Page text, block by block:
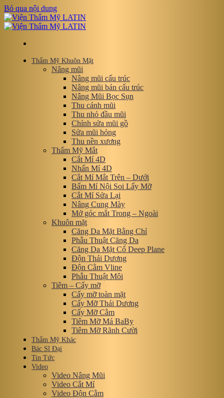
Bỏ qua nội dung
Thẩm Mỹ Khuôn Mặt
Nâng mũi
Nâng mũi cấu trúc
Nâng mũi bán cấu trúc
Nâng Mũi Bọc Sụn
Thu cánh mũi
Thu nhỏ đầu mũi
Chỉnh sửa mũi gồ
Sửa mũi hỏng
Thu nền xương
Thẩm Mỹ Mắt
Cắt Mí 4D
Nhấn Mí 4D
Cắt Mí Mắt Trên – Dưới
Bấm Mí Nội Soi Lấy Mỡ
Cắt Mí Sửa Lại
Nâng Cung Mày
Mở góc mắt Trong – Ngoài
Khuôn mặt
Căng Da Mặt Bằng Chỉ
Phẫu Thuật Căng Da
Căng Da Mặt Cổ Deep Plane
Độn Thái Dương
Độn Cằm Vline
Phẫu Thuật Môi
Tiêm – Cấy mỡ
Cấy mỡ toàn mặt
Cấy Mỡ Thái Dương
Cấy Mỡ Cằm
Tiêm Mỡ Má BaBy
Tiêm Mỡ Rãnh Cười
Thẩm Mỹ Khác
Bác Sĩ Đại
Tin Tức
Video
Video Nâng Mũi
Video Cắt Mí
Video Độn Cằm